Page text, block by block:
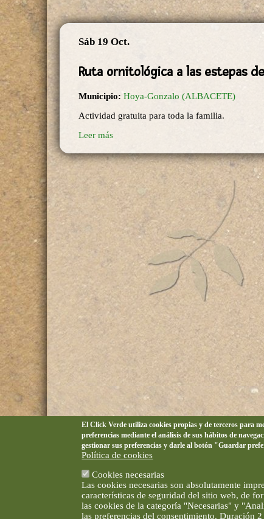
Sáb 19 Oct.
Ruta ornitológica a las estepas
Municipio: Hoya-Gonzalo (ALBACETE)
Actividad gratuita para toda la familia.
Leer más
El Click Verde utiliza cookies propias y de terceros para
preferencias mediante el análisis de sus hábitos de
gestionar sus preferencias y darle al botón "Guardar
Política de cookies
Cookies necesarias
Las cookies necesarias son absolutamente
características de seguridad del sitio web, de
las cookies de la categoría "Necesarias" y
las preferencias del consentimiento. Duración 2